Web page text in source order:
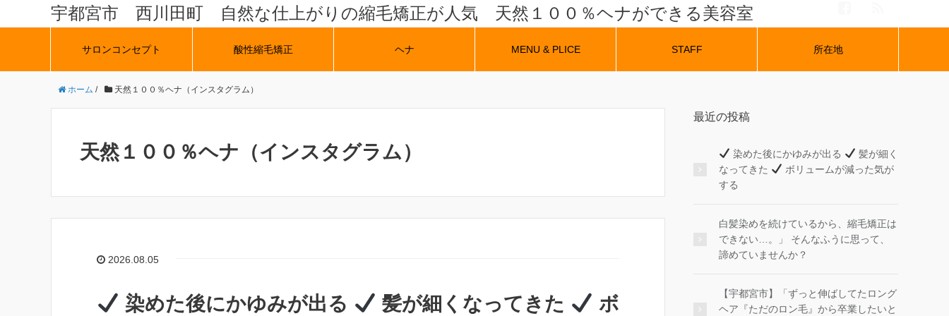
宇都宮市 西川田町 自然な仕上がりの縮毛矯正が人気 天然１００％ヘナができる美容室
サロンコンセプト 酸性縮毛矯正 ヘナ MENU & PLICE STAFF 所在地
ホーム / 天然１００％ヘナ（インスタグラム）
天然１００％ヘナ（インスタグラム）
2026.08.05
染めた後にかゆみが出る 髪が細くなってきた ボ
最近の投稿
染めた後にかゆみが出る
髪が細く
なってきた
ボリュームが減った気が
する
白髪染めを続けているから、縮毛矯正は
できない…。」 そんなふうに思って、
諦めていませんか？
【宇都宮市】「ずっと伸ばしてたロング
ヘア『ただのロン毛』から卒業したいと